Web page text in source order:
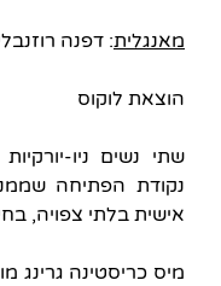
מאנגלית: דפנה
הוצאת לוקוס
שתי נשים ניו-
נקודת הפתיחה
אישית בלתי צפויה,
מיס כריסטינה גרינג